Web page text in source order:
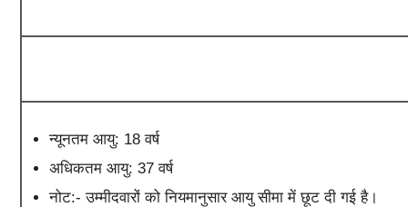
न्यूनतम आयु: 18 वर्ष
अधिकतम आयु: 37 वर्ष
नोट:- उम्मीदवारों को नियमानुसार आयु सीमा में छूट दी गई है।